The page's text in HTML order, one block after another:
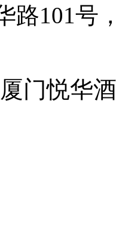
路101号
厦门悦